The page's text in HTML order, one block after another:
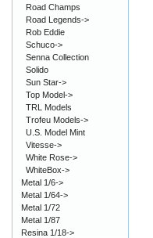
Road Champs
Road Legends->
Rob Eddie
Schuco->
Senna Collection
Solido
Sun Star->
Top Model->
TRL Models
Trofeu Models->
U.S. Model Mint
Vitesse->
White Rose->
WhiteBox->
Metal 1/6->
Metal 1/64->
Metal 1/72
Metal 1/87
Resina 1/18->